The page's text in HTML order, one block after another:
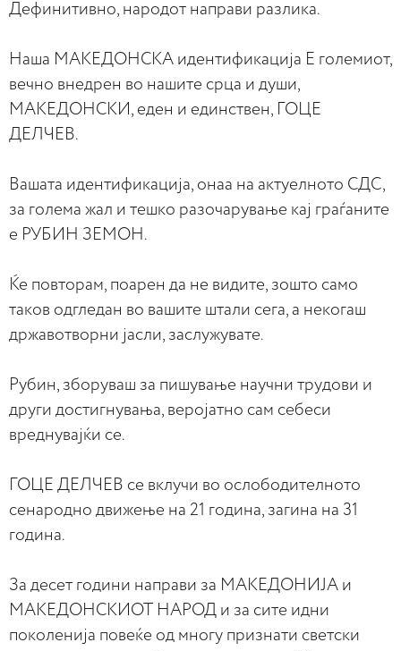
Дефинитивно, народот направи разлика.
Наша МАКЕДОНСКА идентификација Е големиот,
вечно внедрен во нашите срца и души,
МАКЕДОНСКИ, еден и единствен, ГОЦЕ
ДЕЛЧЕВ.
Вашата идентификација, онаа на актуелното СДС,
за голема жал и тешко разочарување кај граѓаните
е РУБИН ЗЕМОН.
Ќе повторам, поарен да не видите, зошто само
таков одгледан во вашите штали сега, а некогаш
државотворни јасли, заслужувате.
Рубин, зборуваш за пишување научни трудови и
други достигнувања, веројатно сам себеси
вреднувајќи се.
ГОЦЕ ДЕЛЧЕВ се вклучи во ослободителното
сенародно движење на 21 година, загина на 31
година.
За десет години направи за МАКЕДОНИЈА и
МАКЕДОНСКИОТ НАРОД и за сите идни
поколенија повеќе од многу признати светски